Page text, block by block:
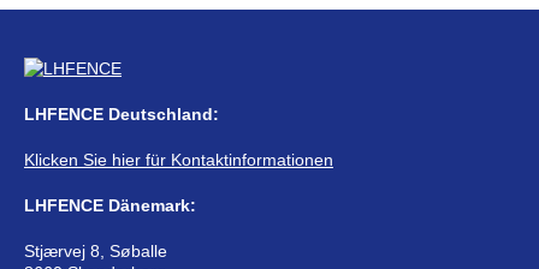
LHFENCE Deutschland:
Klicken Sie hier für Kontaktinformationen
LHFENCE Dänemark:
Stjærvej 8, Søballe